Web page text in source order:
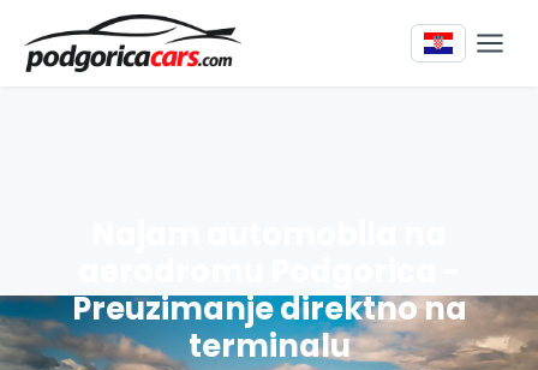
Preuzimanje direktno na
terminalu